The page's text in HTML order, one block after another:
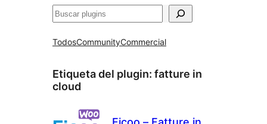
Buscar
TodosCommunityCommercial
Etiqueta del plugin: fatture in
cloud